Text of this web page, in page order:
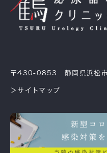
〒430-0853 静岡県浜松市
＞サイトマップ